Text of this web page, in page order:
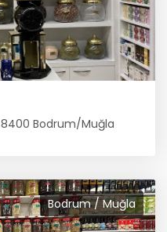
Bodrum/Muğla
Bodrum / Muğla